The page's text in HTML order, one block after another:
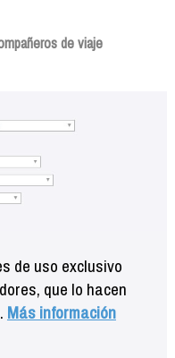
de viaje
de uso exclusivo
que lo hacen
Más información